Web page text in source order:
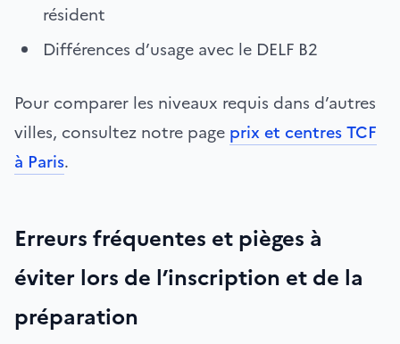
résident
Différences d’usage avec le DELF B2
Pour comparer les niveaux requis dans d’autres
villes, consultez notre page prix et centres TCF
à Paris.
Erreurs fréquentes et pièges à
éviter lors de l’inscription et de la
préparation